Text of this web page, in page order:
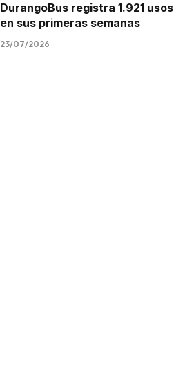
DurangoBus registra 1.921 usos
en sus primeras semanas
23/07/2026